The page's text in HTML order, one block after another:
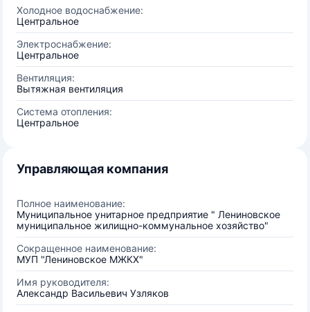
Холодное водоснабжение:
Центральное
Электроснабжение:
Центральное
Вентиляция:
Вытяжная вентиляция
Система отопления:
Центральное
Управляющая компания
Полное наименование:
Муниципальное унитарное предприятие " Лениновское
муниципальное жилищно-коммунальное хозяйство"
Сокращенное наименование:
МУП "Лениновское МЖКХ"
Имя руководителя:
Александр Васильевич Узляков